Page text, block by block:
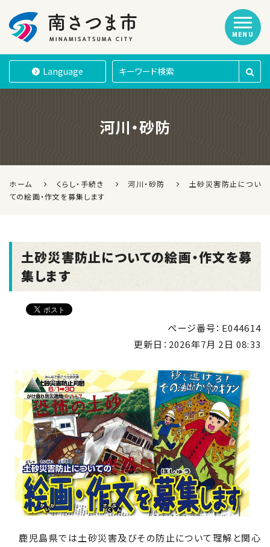
南さつま市
Language
MENU
河川・砂防
ホーム くらし・手続き 河川・砂防
土砂災害防止につい
ての絵画・作文を募集します
土砂災害防止についての絵画・作文を募
集します
ページ番号：E044614
更新日： 2026年7月 2日 08:33
鹿児島県では土砂災害及びその防止について理解と関心